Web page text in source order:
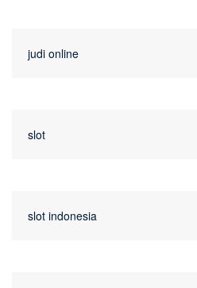
judi online
slot
slot indonesia